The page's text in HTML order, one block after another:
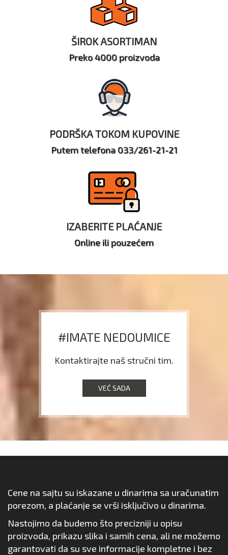
ŠIROK ASORTIMAN
Preko 4000 proizvoda
PODRŠKA TOKOM KUPOVINE
Putem telefona 033/261-21-21
IZABERITE PLAĆANJE
Online ili pouzećem
#IMATE NEDOUMICE
Kontaktirajte naš stručni tim.
VEĆ SADA
Cene na sajtu su iskazane u dinarima sa uračunatim
porezom, a plaćanje se vrši isključivo u dinarima.
Nastojimo da budemo što precizniji u opisu
proizvoda, prikazu slika i samih cena, ali ne možemo
garantovati da su sve informacije kompletne i bez